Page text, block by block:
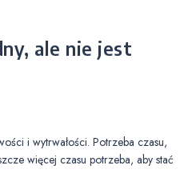
ale nie jest
i wytrwałości. Potrzeba czasu,
więcej czasu potrzeba, aby stać